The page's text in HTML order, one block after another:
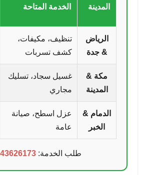
المدينة الخدمة المتاحة
الرياض
& جدة
تنظيف، مكيفات،
كشف تسربات
مكة &
المدينة
غسيل سجاد، تسليك
مجاري
الدمام &
الخبر
عزل اسطح، صيانة
عامة
طلب الخدمة:0543626173